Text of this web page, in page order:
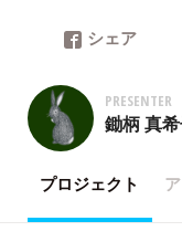
シェア
PRESENTER
鋤柄 真
プロジェクト